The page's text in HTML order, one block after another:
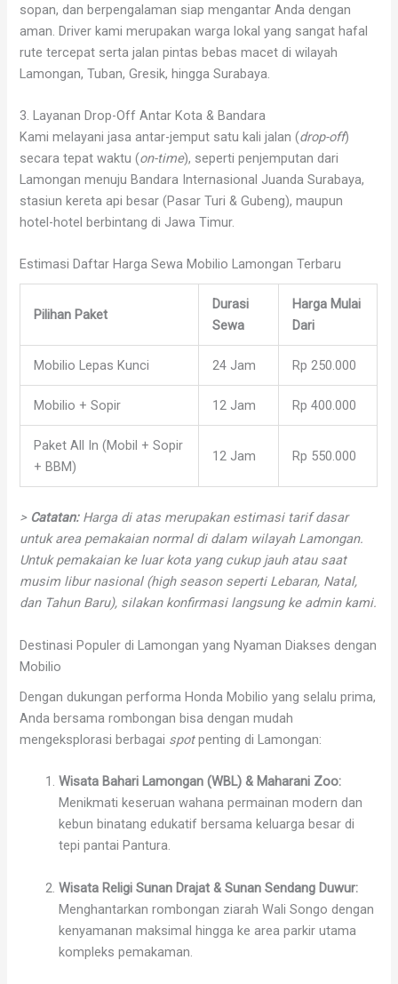
sopan, dan berpengalaman siap mengantar Anda dengan
aman. Driver kami merupakan warga lokal yang sangat hafal
rute tercepat serta jalan pintas bebas macet di wilayah
Lamongan, Tuban, Gresik, hingga Surabaya.
3. Layanan Drop-Off Antar Kota & Bandara
Kami melayani jasa antar-jemput satu kali jalan (drop-off)
secara tepat waktu (on-time), seperti penjemputan dari
Lamongan menuju Bandara Internasional Juanda Surabaya,
stasiun kereta api besar (Pasar Turi & Gubeng), maupun
hotel-hotel berbintang di Jawa Timur.
Estimasi Daftar Harga Sewa Mobilio Lamongan Terbaru
Pilihan Paket
Durasi
Sewa
Harga Mulai
Dari
Mobilio Lepas Kunci 24 Jam Rp 250.000
Mobilio + Sopir 12 Jam Rp 400.000
Paket All In (Mobil + Sopir
+ BBM)
12 Jam Rp 550.000
> Catatan:Harga di atas merupakan estimasi tarif dasar
untuk area pemakaian normal di dalam wilayah Lamongan.
Untuk pemakaian ke luar kota yang cukup jauh atau saat
musim libur nasional (high season seperti Lebaran, Natal,
dan Tahun Baru), silakan konfirmasi langsung ke admin kami.
Destinasi Populer di Lamongan yang Nyaman Diakses dengan
Mobilio
Dengan dukungan performa Honda Mobilio yang selalu prima,
Anda bersama rombongan bisa dengan mudah
mengeksplorasi berbagai spotpenting di Lamongan:
Wisata Bahari Lamongan (WBL) & Maharani Zoo:
Menikmati keseruan wahana permainan modern dan
kebun binatang edukatif bersama keluarga besar di
tepi pantai Pantura.
Wisata Religi Sunan Drajat & Sunan Sendang Duwur:
Menghantarkan rombongan ziarah Wali Songo dengan
kenyamanan maksimal hingga ke area parkir utama
kompleks pemakaman.